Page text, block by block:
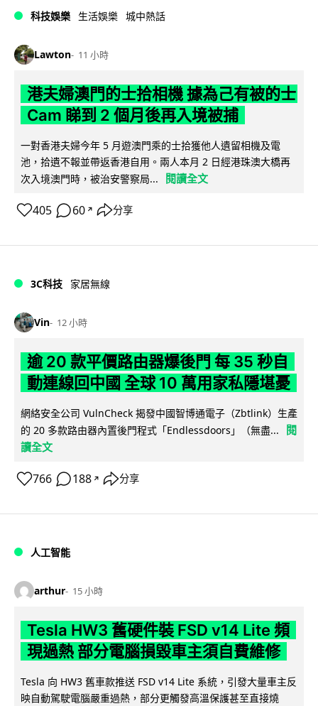
科技娛樂 生活娛樂 城中熱話
Lawton 11 小時
港夫婦澳門的士拾相機 據為己有被的士
Cam 睇到 2 個月後再入境被捕
一對香港夫婦今年 5 月遊澳門乘的士拾獲他人遺留相機及電
池，拾遺不報並帶返香港自用。兩人本月 2 日經港珠澳大橋再
次入境澳門時，被治安警察局...
閱讀全文
405 60 ↗ 分享
3C科技 家居無線
Vin 12 小時
逾 20 款平價路由器爆後門 每 35 秒自
動連線回中國 全球 10 萬用家私隱堪憂
網絡安全公司 VulnCheck 揭發中國智博通電子（Zbtlink）生產
的 20 多款路由器內置後門程式「Endlessdoors」（無盡...
閱
讀全文
766 188 ↗ 分享
人工智能
arthur 15 小時
Tesla HW3 舊硬件裝 FSD v14 Lite 頻
現過熱 部分電腦損毀車主須自費維修
Tesla 向 HW3 舊車款推送 FSD v14 Lite 系統，引發大量車主反
映自動駕駛電腦嚴重過熱，部分更觸發高溫保護甚至直接燒